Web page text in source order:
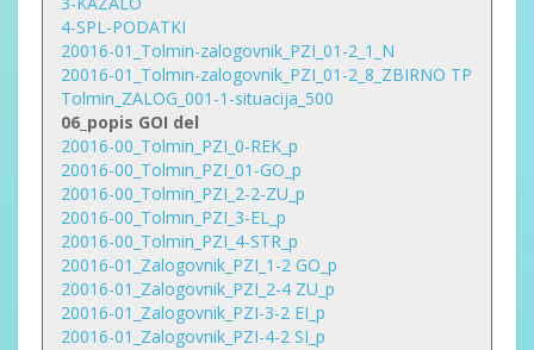
4-SPL-PODATKI
20016-01_Tolmin-zalogovnik_PZI_01-2_1_N
20016-01_Tolmin-zalogovnik_PZI_01-2_8_ZBIRNO TP
Tolmin_ZALOG_001-1-situacija_500
06_popis GOI del
20016-00_Tolmin_PZI_0-REK_p
20016-00_Tolmin_PZI_01-GO_p
20016-00_Tolmin_PZI_2-2-ZU_p
20016-00_Tolmin_PZI_3-EL_p
20016-00_Tolmin_PZI_4-STR_p
20016-01_Zalogovnik_PZI_1-2 GO_p
20016-01_Zalogovnik_PZI_2-4 ZU_p
20016-01_Zalogovnik_PZI-3-2 EI_p
20016-01_Zalogovnik_PZI-4-2 SI_p